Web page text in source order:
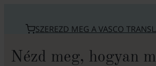
SZEREZD MEG A VASCO
Nézd meg, hogyan